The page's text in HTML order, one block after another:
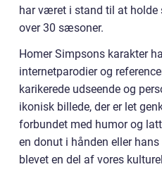
har været i stand til at holde
over 30 sæsoner.
Homer Simpsons karakter
internetparodier og
karikerede udseende og
ikonisk billede, der er let
forbundet med humor og
en donut i hånden eller hans
blevet en del af vores